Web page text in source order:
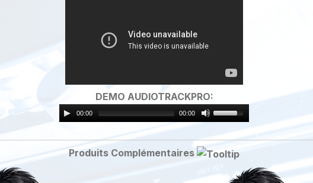
DEMO AUDIOTRACKPRO:
00:00 00:00
Produits Complémentaires